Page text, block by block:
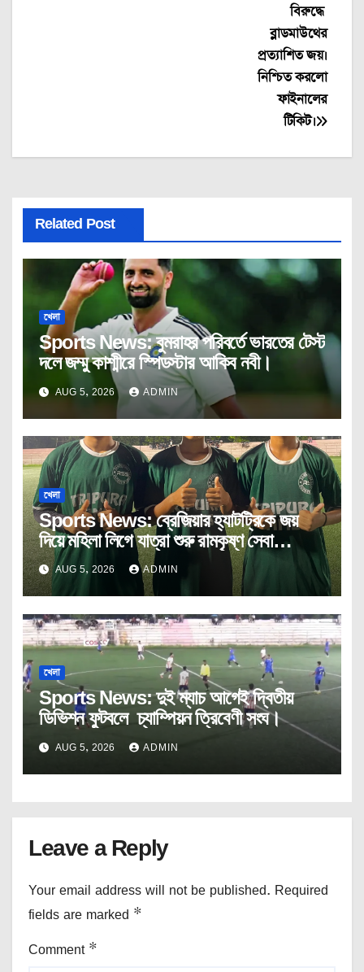
বিরুদ্ধে
ব্লাডমাউথের
প্রত্যাশিত জয়।
নিশ্চিত করলো
ফাইনালের
টিকিট।
Related Post
খেলা
Sports News: বুমরাহর পরিবর্তে ভারতের টেস্ট
দলে জম্মু কাশ্মীরে স্পিডস্টার আকিব নবী।
AUG 5, 2026 ADMIN
খেলা
Sports News: ব্রেজিয়ার হ্যাটট্রিকে জয়
দিয়ে মহিলা লিগে যাত্রা শুরু রামকৃষ্ণ সেবা
আশ্রমের।
AUG 5, 2026 ADMIN
খেলা
Sports News: দুই ম্যাচ আগেই দ্বিতীয়
ডিভিশন ফুটবলে চ্যাম্পিয়ন ত্রিবেণী সংঘ।
AUG 5, 2026 ADMIN
Leave a Reply
Your email address will not be published. Required
fields are marked *
Comment *